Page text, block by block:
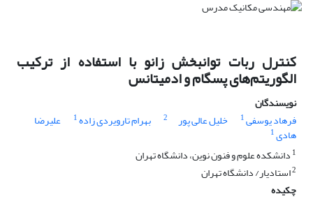
کنترل ربات توانبخش زانو با استفاده از ترکیب
الگوریتم‌های پسگام و ادمیتانس
نویسندگان
فرهاد یوسفی1 خلیل عالی پور 2 بهرام تارویردی زاده1 علیرضا
هادی1
1 دانشکده علوم و فنون نوین، دانشگاه تهران
2استادیار/ دانشگاه تهران
چکیده